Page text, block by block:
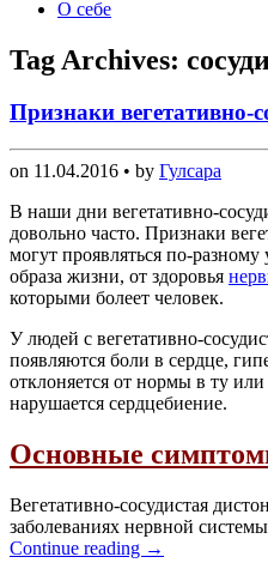
О себе
Tag Archives:
Признаки вегетативно-
on 11.04.2016 • by Гулсара
В наши дни вегетативно-
довольно часто. Признаки
могут проявляться по-
образа жизни, от здоровья
которыми болеет человек.
У людей с вегетативно-
появляются боли в сердце,
отклоняется от нормы в ту
нарушается сердцебиение.
Основные
Вегетативно-сосудистая
заболеваниях нервной
Continue reading →